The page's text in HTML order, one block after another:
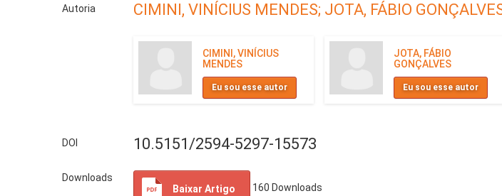
Autoria CIMINI, VINÍCIUS MENDES; JOTA, FÁBIO
CIMINI, VINÍCIUS
MENDES
Eu sou esse autor
JOTA, FÁBIO
GONÇALVES
Eu sou esse autor
DOI 10.5151/2594-5297-15573
Downloads
Baixar Artigo
160 Downloads